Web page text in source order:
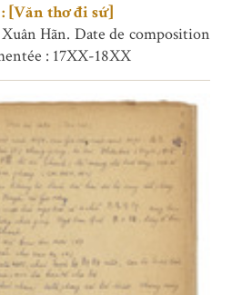
[Văn thơ đi sứ]
Hãn. Date de composition
: 17XX-18XX